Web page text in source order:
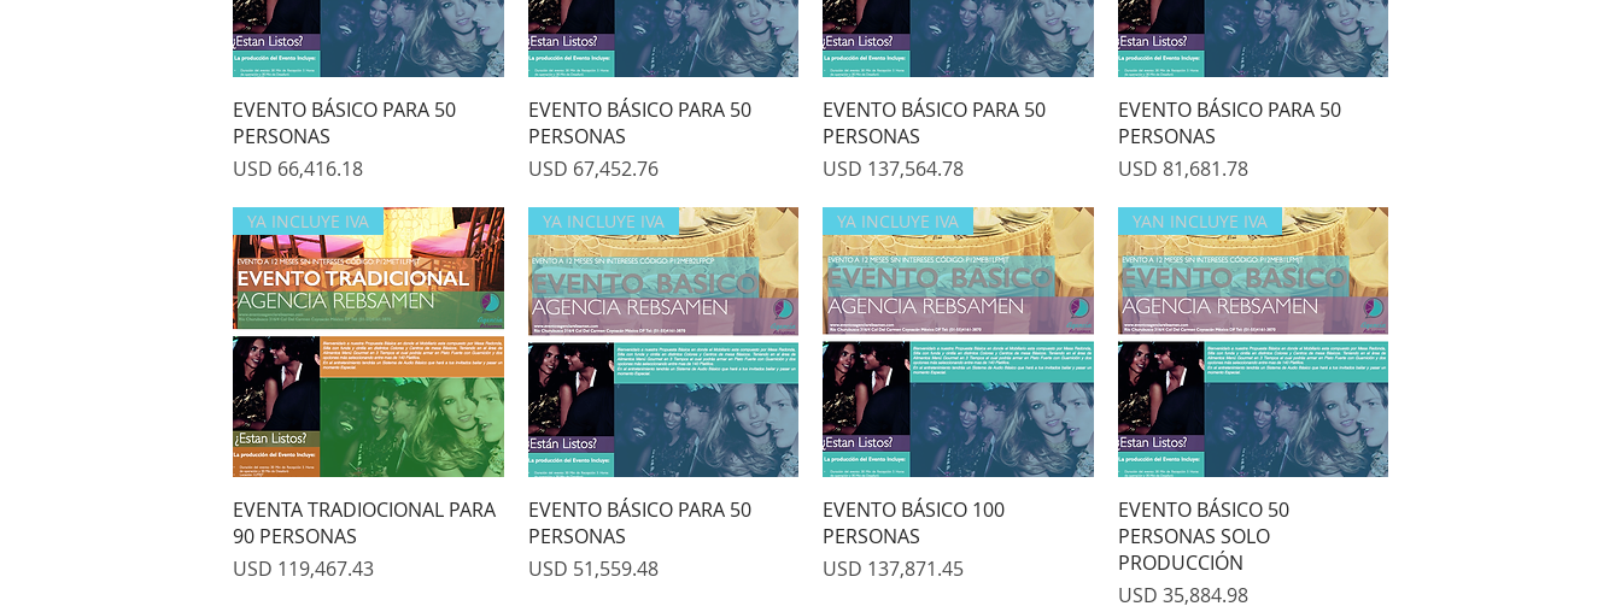
Quick View
EVENTO BÁSICO PARA 50
PERSONAS
Price
USD 66,416.18
Quick View
EVENTO BÁSICO PARA 50
PERSONAS
Price
USD 67,452.76
Quick View
EVENTO BÁSICO PARA 50
PERSONAS
Price
USD 137,564.78
Quick View
EVENTO BÁSICO PARA 50
PERSONAS
Price
USD 81,681.78
Quick View
YA INCLUYE IVA
EVENTA TRADIOCIONAL PARA
90 PERSONAS
Price
USD 119,467.43
Quick View
YA INCLUYE IVA
EVENTO BÁSICO PARA 50
PERSONAS
Price
USD 51,559.48
Quick View
YA INCLUYE IVA
EVENTO BÁSICO 100
PERSONAS
Price
USD 137,871.45
Quick View
YAN INCLUYE IVA
EVENTO BÁSICO 50
PERSONAS SOLO
PRODUCCIÓN
Price
USD 35,884.98